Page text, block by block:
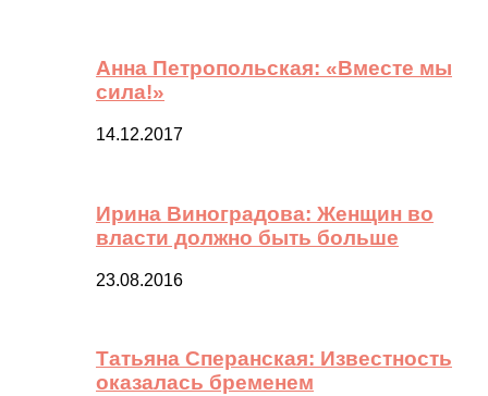
Анна Петропольская: «Вместе мы
сила!»
14.12.2017
Ирина Виноградова: Женщин во
власти должно быть больше
23.08.2016
Татьяна Сперанская: Известность
оказалась бременем